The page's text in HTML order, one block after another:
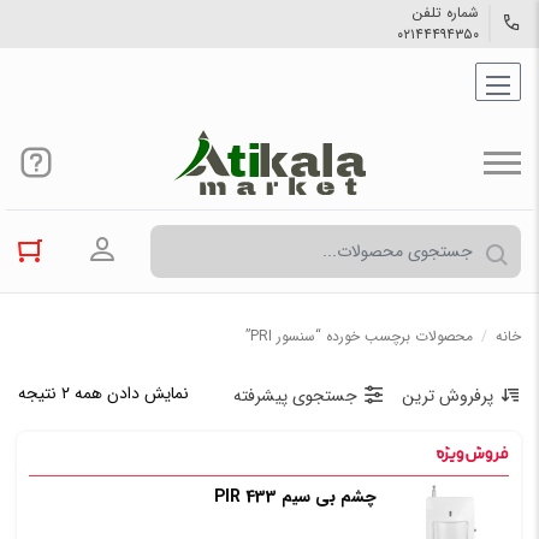
شماره تلفن
۰۲۱۴۴۴۹۴۳۵۰
ورود به
خانه / محصولات برچسب خورده “سنسور PRI”
نمایش دادن همه ۲ نتیجه پرفروش ترین جستجوی پیشرفته
چشم بی سیم PIR 433